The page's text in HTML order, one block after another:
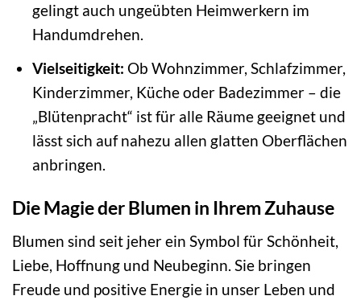
gelingt auch ungeübten Heimwerkern im
Handumdrehen.
Vielseitigkeit: Ob Wohnzimmer, Schlafzimmer,
Kinderzimmer, Küche oder Badezimmer – die
„Blütenpracht“ ist für alle Räume geeignet und
lässt sich auf nahezu allen glatten Oberflächen
anbringen.
Die Magie der Blumen in Ihrem Zuhause
Blumen sind seit jeher ein Symbol für Schönheit,
Liebe, Hoffnung und Neubeginn. Sie bringen
Freude und positive Energie in unser Leben und